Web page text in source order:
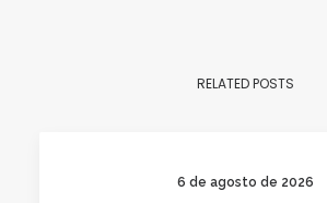
RELATED POSTS
6 de agosto de 2026